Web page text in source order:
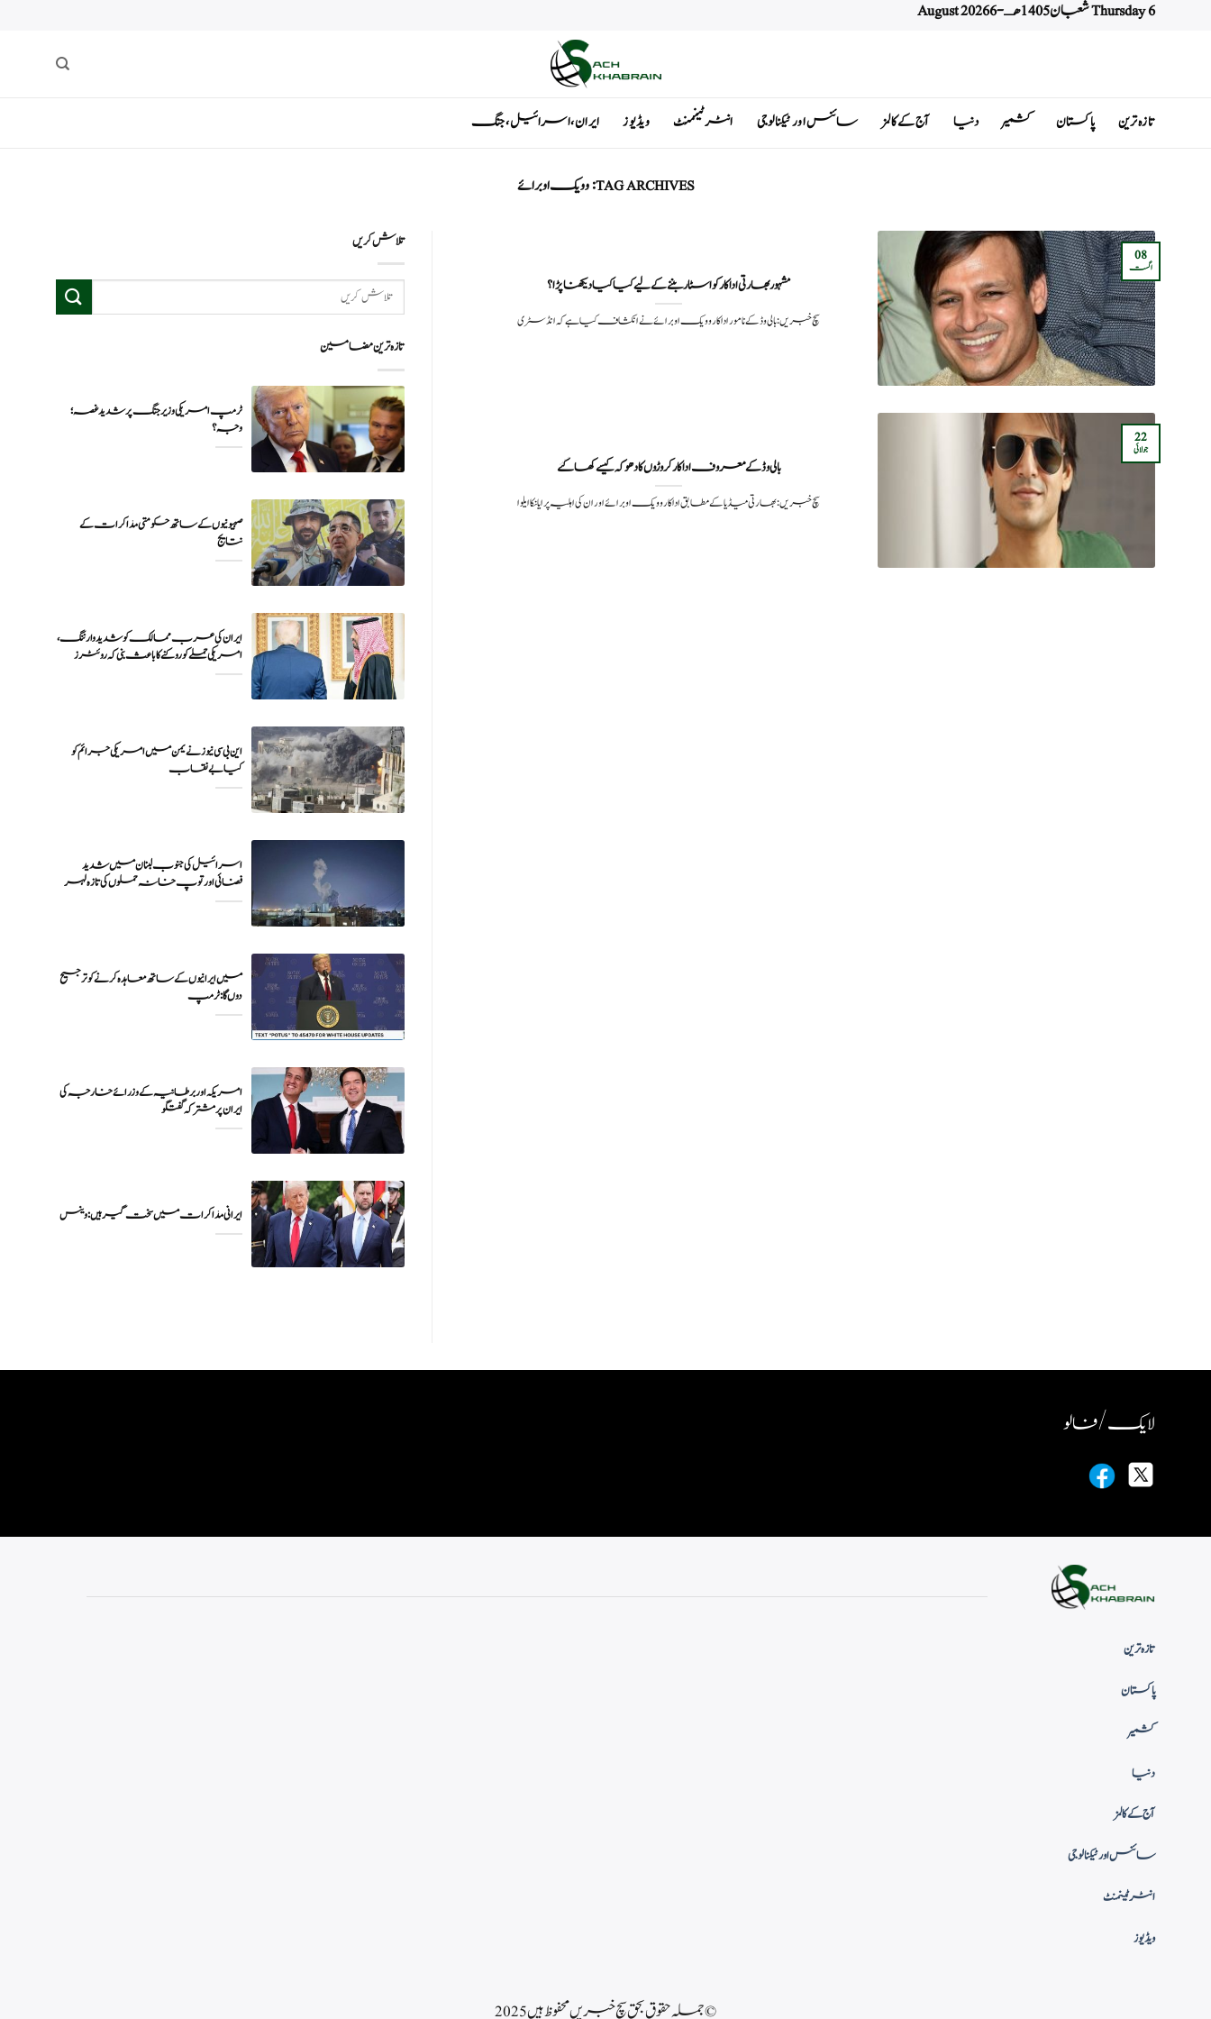
Thursday 6 شعبان 1405 هـ - 6 August 2026
تازہ ترین پاکستان کشمیر دنیا آج کے کالمز سائنس اور ٹیکنالوجی انٹرٹینمنٹ ویڈیوز ایران ، اسرائیل ، جنگ
TAG ARCHIVES: وویک اوبرائے
مشہور بھارتی اداکار کو اسٹار بننے کے لیے کیا کیا دیکھنا پڑا؟
سچ خبریں: بالی وڈ کے نامور اداکار وویک اوبرائے نے انکشاف کیا ہے کہ انڈسٹری
08
اگست
بالی وڈ کے معروف اداکار کروڑوں کا دھوکہ کیسے کھا گئے
سچ خبریں: بھارتی میڈیا کے مطابق اداکار وویک اوبرائے اور ان کی اہلیہ پرایانکا ایلوا
22
جولائی
تلاش کریں
تازہ ترین مضامین
ٹرمپ امریکی وزیر جنگ پر شدید غصہ؛
وجہ ؟
صہیونیوں کے ساتھ حکومتی مذاکرات کے
نتایج
ایران کی عرب ممالک کو شدید وارننگ،
امریکی حملے کو روکنے کا باعث بنی کہ روئٹرز
این بی سی نیوز نے یمن میں امریکی جرائم کو
اسرائیل کی جنوب لبنان میں شدید
فضائی اور توپ خانہ حملوں کی تازہ لہر
میں ایرانیوں کے ساتھ معاہدہ کرنے کو ترجیح
دوں گا : ٹرمپ
امریکہ اور برطانیہ کے وزرائے خارجہ کی
ایران پر مشترکہ گفتگو
ایرانی مذاکرات میں سخت گیر ہیں: وینس
لایک / فالو
تازہ ترین
پاکستان
کشمیر
دنیا
آج کے کالمز
سائنس اور ٹیکنالوجی
انٹرٹینمنٹ
ویڈیوز
© جملہ حقوق بحق سچ خبریں محفوظ ہیں 2025